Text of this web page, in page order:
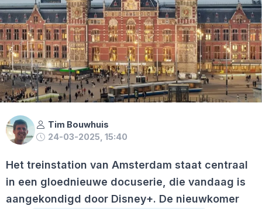
Tim Bouwhuis
24-03-2025, 15:40
Het treinstation van Amsterdam staat centraal
in een gloednieuwe docuserie, die vandaag is
aangekondigd door Disney+. De nieuwkomer